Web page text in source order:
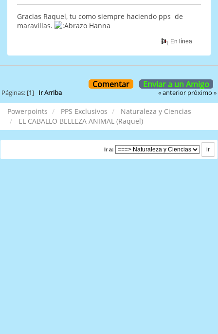
Gracias Raquel, tu como siempre haciendo pps de
maravillas.
Hanna
En línea
Comentar Enviar a un Amigo
Páginas: [1] Ir Arriba « anterior próximo »
Powerpoints PPS Exclusivos
Naturaleza y Ciencias
EL CABALLO BELLEZA ANIMAL (Raquel)
Ir a: